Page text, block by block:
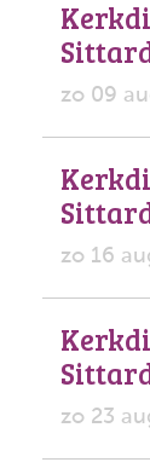
zo 09
zo 16
zo 23